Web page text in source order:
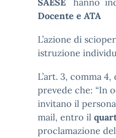
Docente e ATA
L’azione di
istruzione
L’art. 3, comma
prevede che: “In
invitano il
mail, entro il
proclamazione